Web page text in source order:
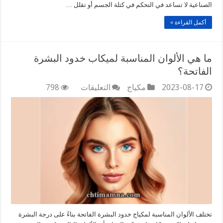
الصناعية لا تساعد في التحكم في كتلة الجسم أو تقلل …
أكمل القراءة »
ما هي الألوان المناسبة لميكاب خدود البشرة
الفاتحة؟
2023-08-17 مكياج التعليقات على
ما
الألوان
المناسبة
لميكاب
خدود
البشرة
الفاتحة؟
مغلقة
798
تختلف الألوان المناسبة لمكياج خدود البشرة الفاتحة بناءً على درجة البشرة